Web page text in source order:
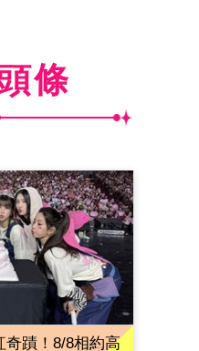
條
奇蹟！8/8相約高